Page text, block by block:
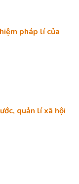
pháp lí của
quản lí xã hội